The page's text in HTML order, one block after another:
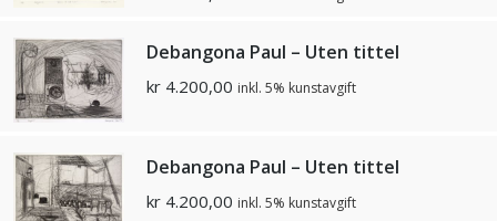
Debangona Paul – Uten tittel
kr 4.200,00 inkl. 5% kunstavgift
Debangona Paul – Uten tittel
kr 4.200,00 inkl. 5% kunstavgift